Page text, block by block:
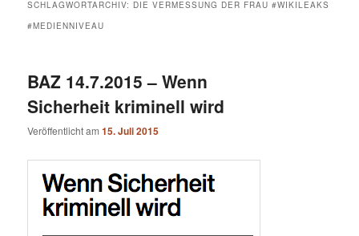
SCHLAGWORTARCHIV: DIE VERMESSUNG DER FRAU #WIKILEAKS
#MEDIENNIVEAU
BAZ 14.7.2015 – Wenn
Sicherheit kriminell wird
Veröffentlicht am15. Juli 2015